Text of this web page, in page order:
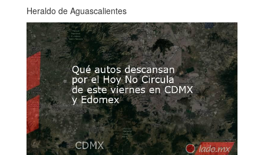
Heraldo de Aguascalientes